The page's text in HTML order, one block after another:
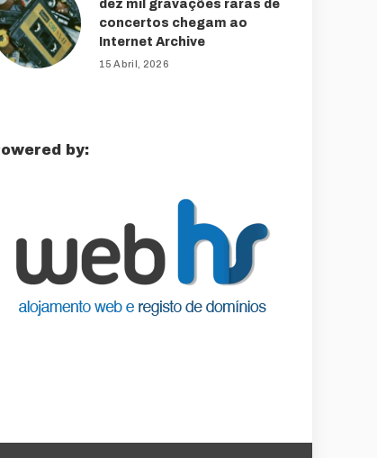
dez mil gravações raras de
concertos chegam ao
Internet Archive
15 Abril, 2026
by: